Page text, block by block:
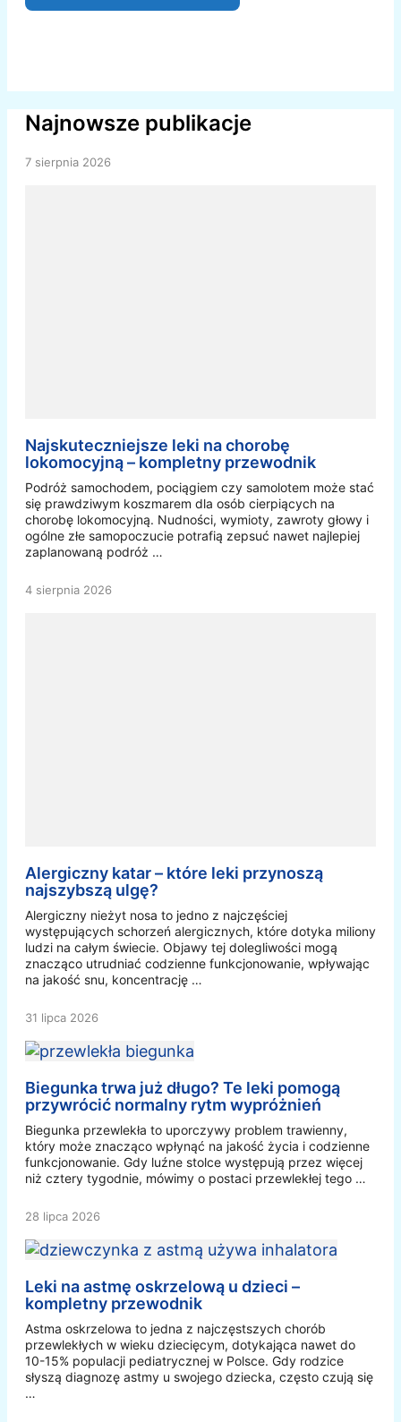
Najnowsze publikacje
7 sierpnia 2026
Najskuteczniejsze leki na chorobę
lokomocyjną – kompletny przewodnik
Podróż samochodem, pociągiem czy samolotem może stać
się prawdziwym koszmarem dla osób cierpiących na
chorobę lokomocyjną. Nudności, wymioty, zawroty głowy i
ogólne złe samopoczucie potrafią zepsuć nawet najlepiej
zaplanowaną podróż …
4 sierpnia 2026
Alergiczny katar – które leki przynoszą
najszybszą ulgę?
Alergiczny nieżyt nosa to jedno z najczęściej
występujących schorzeń alergicznych, które dotyka miliony
ludzi na całym świecie. Objawy tej dolegliwości mogą
znacząco utrudniać codzienne funkcjonowanie, wpływając
na jakość snu, koncentrację …
31 lipca 2026
Biegunka trwa już długo? Te leki pomogą
przywrócić normalny rytm wypróżnień
Biegunka przewlekła to uporczywy problem trawienny,
który może znacząco wpłynąć na jakość życia i codzienne
funkcjonowanie. Gdy luźne stolce występują przez więcej
niż cztery tygodnie, mówimy o postaci przewlekłej tego …
28 lipca 2026
Leki na astmę oskrzelową u dzieci –
kompletny przewodnik
Astma oskrzelowa to jedna z najczęstszych chorób
przewlekłych w wieku dziecięcym, dotykająca nawet do
10-15% populacji pediatrycznej w Polsce. Gdy rodzice
słyszą diagnozę astmy u swojego dziecka, często czują się
…